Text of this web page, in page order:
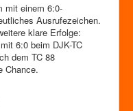
mit einem 6:0-
Ausrufezeichen.
klare Erfolge:
6:0 beim DJK-TC
dem TC 88
Chance.